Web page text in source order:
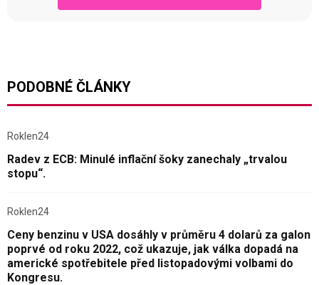
PODOBNÉ ČLÁNKY
Roklen24
Radev z ECB: Minulé inflační šoky zanechaly „trvalou
stopu“.
Roklen24
Ceny benzinu v USA dosáhly v průměru 4 dolarů za galon
poprvé od roku 2022, což ukazuje, jak válka dopadá na
americké spotřebitele před listopadovými volbami do
Kongresu.